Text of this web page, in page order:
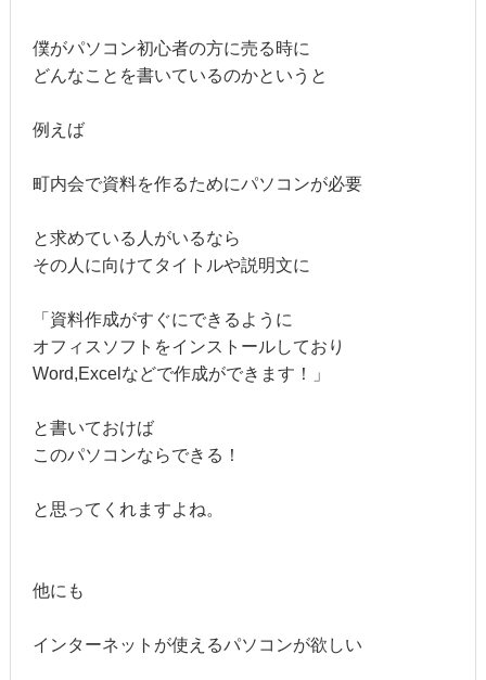
僕がパソコン初心者の方に売る時に
どんなことを書いているのかというと
例えば
町内会で資料を作るためにパソコンが必要
と求めている人がいるなら
その人に向けてタイトルや説明文に
「資料作成がすぐにできるように
オフィスソフトをインストールしており
Word,Excelなどで作成ができます！」
と書いておけば
このパソコンならできる！
と思ってくれますよね。
他にも
インターネットが使えるパソコンが欲しい